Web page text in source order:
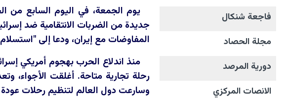
فاجعة شنكال
مجلة الحصاد
دورية المرصد
الانصات المرکزي
يوم الجمعة، في اليوم السابع من
جديدة من الضربات الانتقامية ضد
المفاوضات مع إيران، ودعا إلى
منذ اندلاع الحرب بهجوم أمريكي
رحلة تجارية متاحة. أغلقت الأجواء،
وسارعت دول العالم لتنظيم رحلات